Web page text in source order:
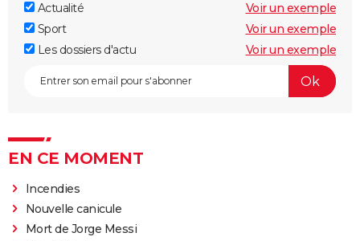
Actualité
Voir un exemple
Sport
Voir un exemple
Les dossiers d'actu
Voir un exemple
EN CE MOMENT
Incendies
Nouvelle canicule
Mort de Jorge Messi